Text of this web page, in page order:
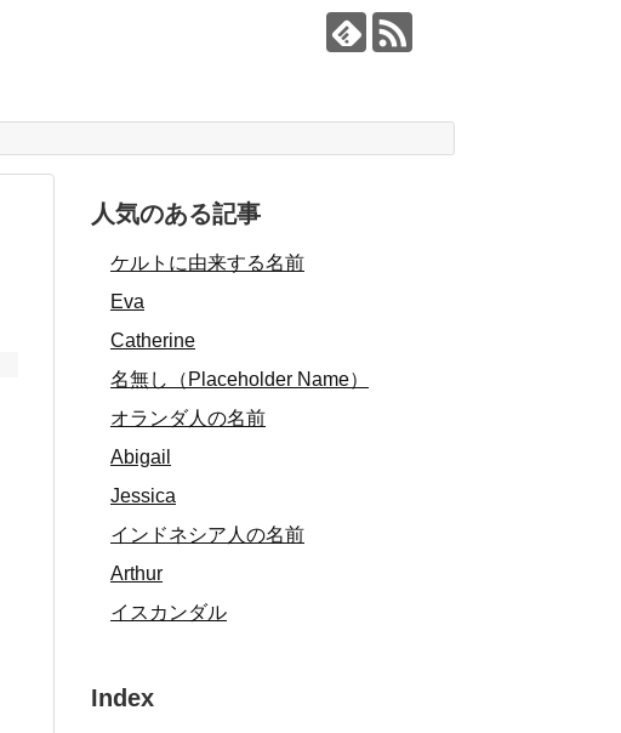
人気のある記事
ケルトに由来する名前
Eva
Catherine
名無し（Placeholder Name）
オランダ人の名前
Abigail
Jessica
インドネシア人の名前
Arthur
イスカンダル
Index